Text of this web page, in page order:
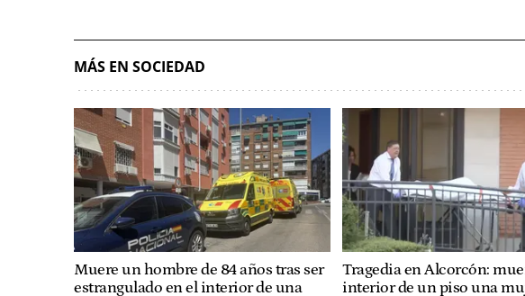
MÁS EN SOCIEDAD
Muere un hombre de 84 años tras ser
estrangulado en el interior de una
Tragedia en Alcorcón:
interior de un piso una